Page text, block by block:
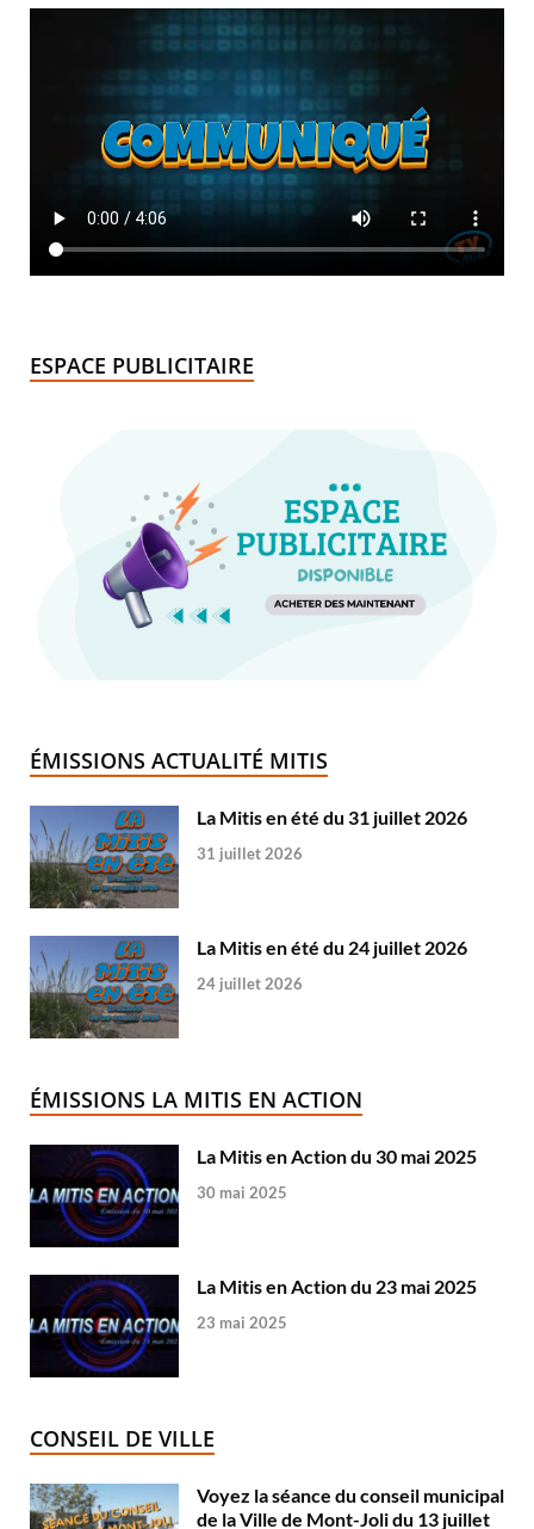
ESPACE PUBLICITAIRE
ÉMISSIONS ACTUALITÉ MITIS
La Mitis en été du 31 juillet 2026
31 juillet 2026
La Mitis en été du 24 juillet 2026
24 juillet 2026
ÉMISSIONS LA MITIS EN ACTION
La Mitis en Action du 30 mai 2025
30 mai 2025
La Mitis en Action du 23 mai 2025
23 mai 2025
CONSEIL DE VILLE
Voyez la séance du conseil municipal
de la Ville de Mont-Joli du 13 juillet